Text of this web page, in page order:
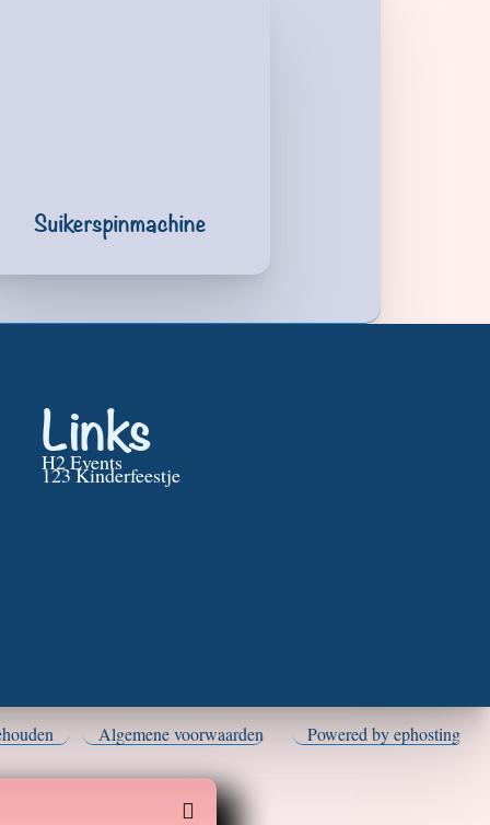
Suikerspinmachine
Links
H2 Events
123 Kinderfeestje
Algemene voorwaarden Powered by ephosting